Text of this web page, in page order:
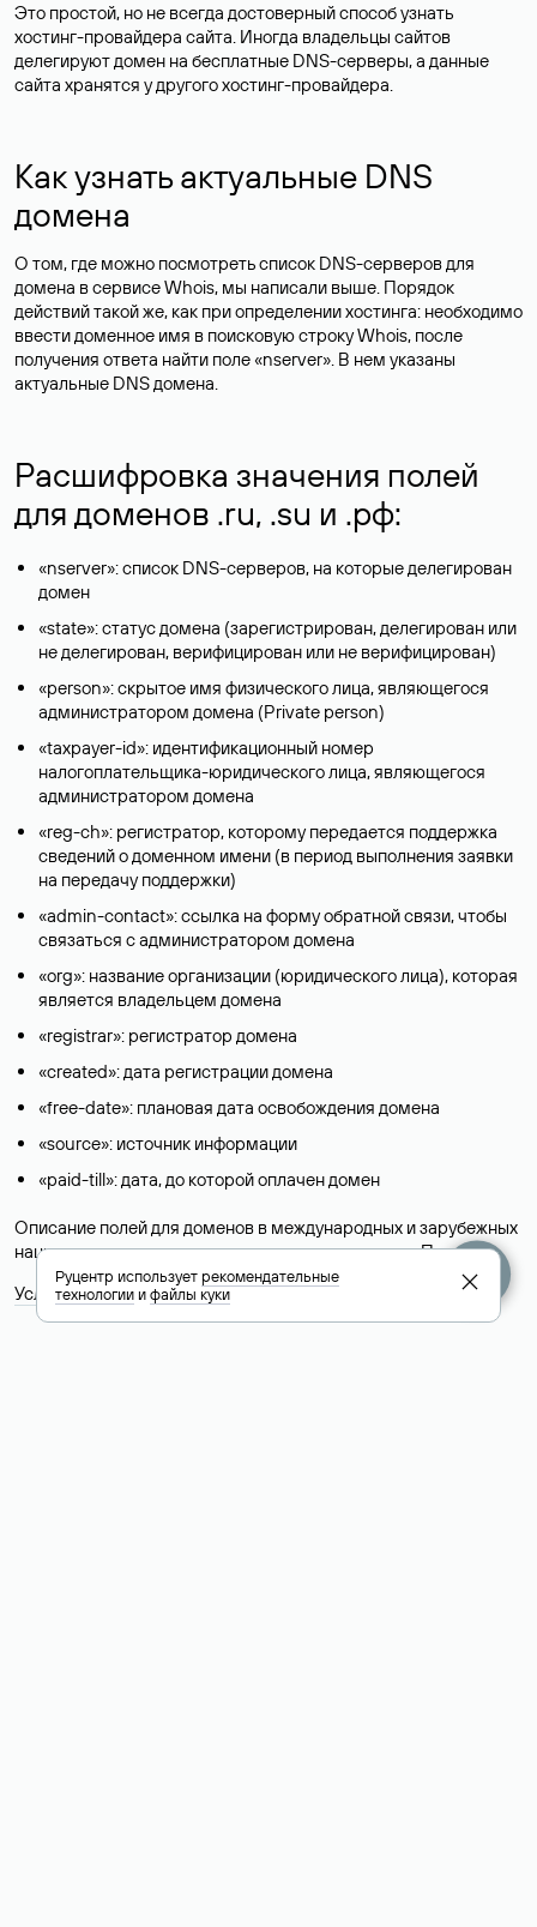
Это простой, но не всегда достоверный способ узнать
хостинг-провайдера сайта. Иногда владельцы сайтов
делегируют домен на бесплатные DNS-серверы, а данные
сайта хранятся у другого хостинг-провайдера.
Как узнать актуальные DNS
домена
О том, где можно посмотреть список DNS-серверов для
домена в сервисе Whois, мы написали выше. Порядок
действий такой же, как при определении хостинга: необходимо
ввести доменное имя в поисковую строку Whois, после
получения ответа найти поле «nserver». В нем указаны
актуальные DNS домена.
Расшифровка значения полей
для доменов .ru, .su и .рф:
«nserver»: список DNS-серверов, на которые делегирован
домен
«state»: статус домена (зарегистрирован, делегирован или
не делегирован, верифицирован или не верифицирован)
«person»: скрытое имя физического лица, являющегося
администратором домена (Privatе person)
«taxpayer-id»: идентификационный номер
налогоплательщика-юридического лица, являющегося
администратором домена
«reg-ch»: регистратор, которому передается поддержка
сведений о доменном имени (в период выполнения заявки
на передачу поддержки)
«admin-contact»: ссылка на форму обратной связи, чтобы
связаться с администратором домена
«org»: название организации (юридического лица), которая
является владельцем домена
«registrar»: регистратор домена
«created»: дата регистрации домена
«free-date»: плановая дата освобождения домена
«source»: источник информации
«paid-till»: дата, до которой оплачен домен
Описание полей для доменов в международных и зарубежных
национальных доменах представлены в разделе «Помощь».
Условия использования Whois-сервиса
Руцентр используетрекомендательные
технологииифайлы куки